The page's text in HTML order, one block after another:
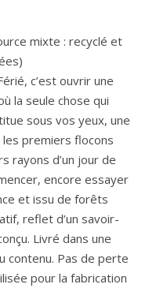
mixte : recyclé et
c’est ouvrir une
la seule chose qui
sous vos yeux, une
les premiers flocons
rayons d’un jour de
encore essayer
et issu de forêts
reflet d’un savoir-
Livré dans une
contenu. Pas de perte
pour la fabrication